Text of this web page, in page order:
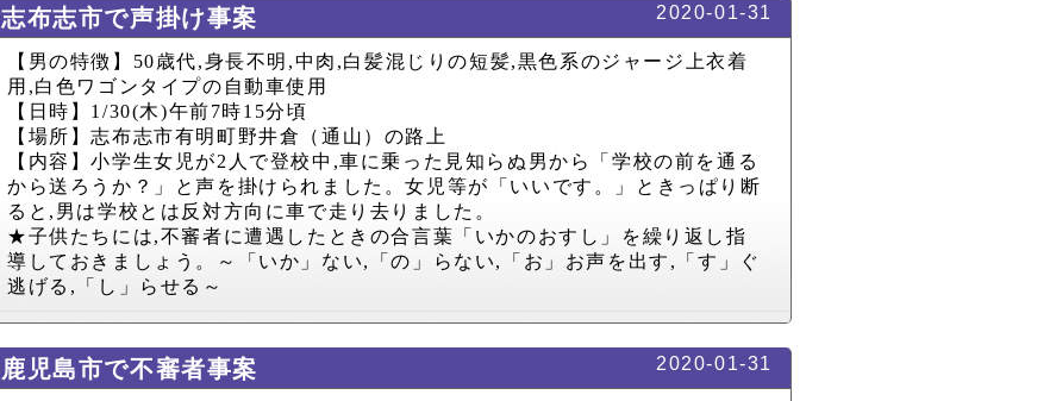
志布志市で声掛け事案 2020-01-31
【男の特徴】 50歳代,身長不明 ,中肉 ,白髪混じりの短髪,黒色系のジャージ上衣着
用 ,白色ワゴンタイプの自動車使用
【日時】 1/30(木)午前7時15分頃
【場所】志布志市有明町野井倉（通山）の路上
【内容】小学生女児が2 人で登校中 ,車に乗った見知らぬ男から「学校の前を通る
から送ろうか？」と声を掛けられました。女児等が「いいです。」ときっぱり断
ると , 男は学校とは反対方向に車で走り去りました。
★子供たちには,不審者に遭遇したときの合言葉「いかのおすし」を繰り返し指
導しておきましょう。～「いか」ない, 「の」らない, 「お」お声を出す ,
「す」ぐ
逃げる , 「し」らせる～
鹿児島市で不審者事案 2020-01-31